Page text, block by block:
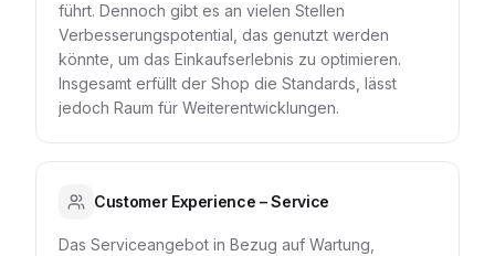
führt. Dennoch gibt es an vielen Stellen
Verbesserungspotential, das genutzt werden
könnte, um das Einkaufserlebnis zu optimieren.
Insgesamt erfüllt der Shop die Standards, lässt
jedoch Raum für Weiterentwicklungen.
Customer Experience – Service
Das Serviceangebot in Bezug auf Wartung,